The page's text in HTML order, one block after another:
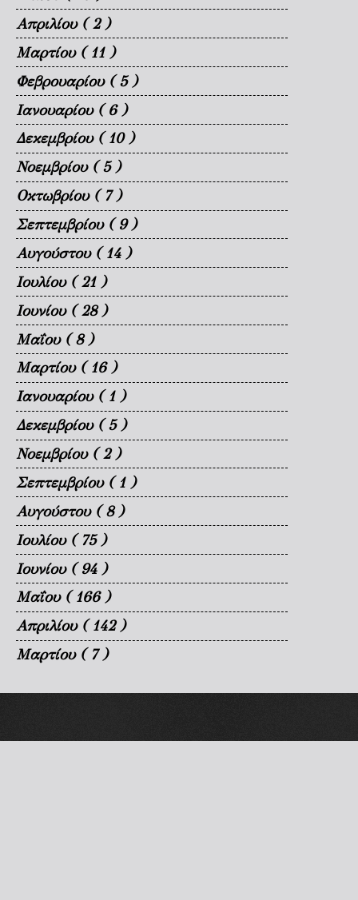
Απριλίου ( 2 )
Μαρτίου ( 11 )
Φεβρουαρίου ( 5 )
Ιανουαρίου ( 6 )
Δεκεμβρίου ( 10 )
Νοεμβρίου ( 5 )
Οκτωβρίου ( 7 )
Σεπτεμβρίου ( 9 )
Αυγούστου ( 14 )
Ιουλίου ( 21 )
Ιουνίου ( 28 )
Μαΐου ( 8 )
Μαρτίου ( 16 )
Ιανουαρίου ( 1 )
Δεκεμβρίου ( 5 )
Νοεμβρίου ( 2 )
Σεπτεμβρίου ( 1 )
Αυγούστου ( 8 )
Ιουλίου ( 75 )
Ιουνίου ( 94 )
Μαΐου ( 166 )
Απριλίου ( 142 )
Μαρτίου ( 7 )